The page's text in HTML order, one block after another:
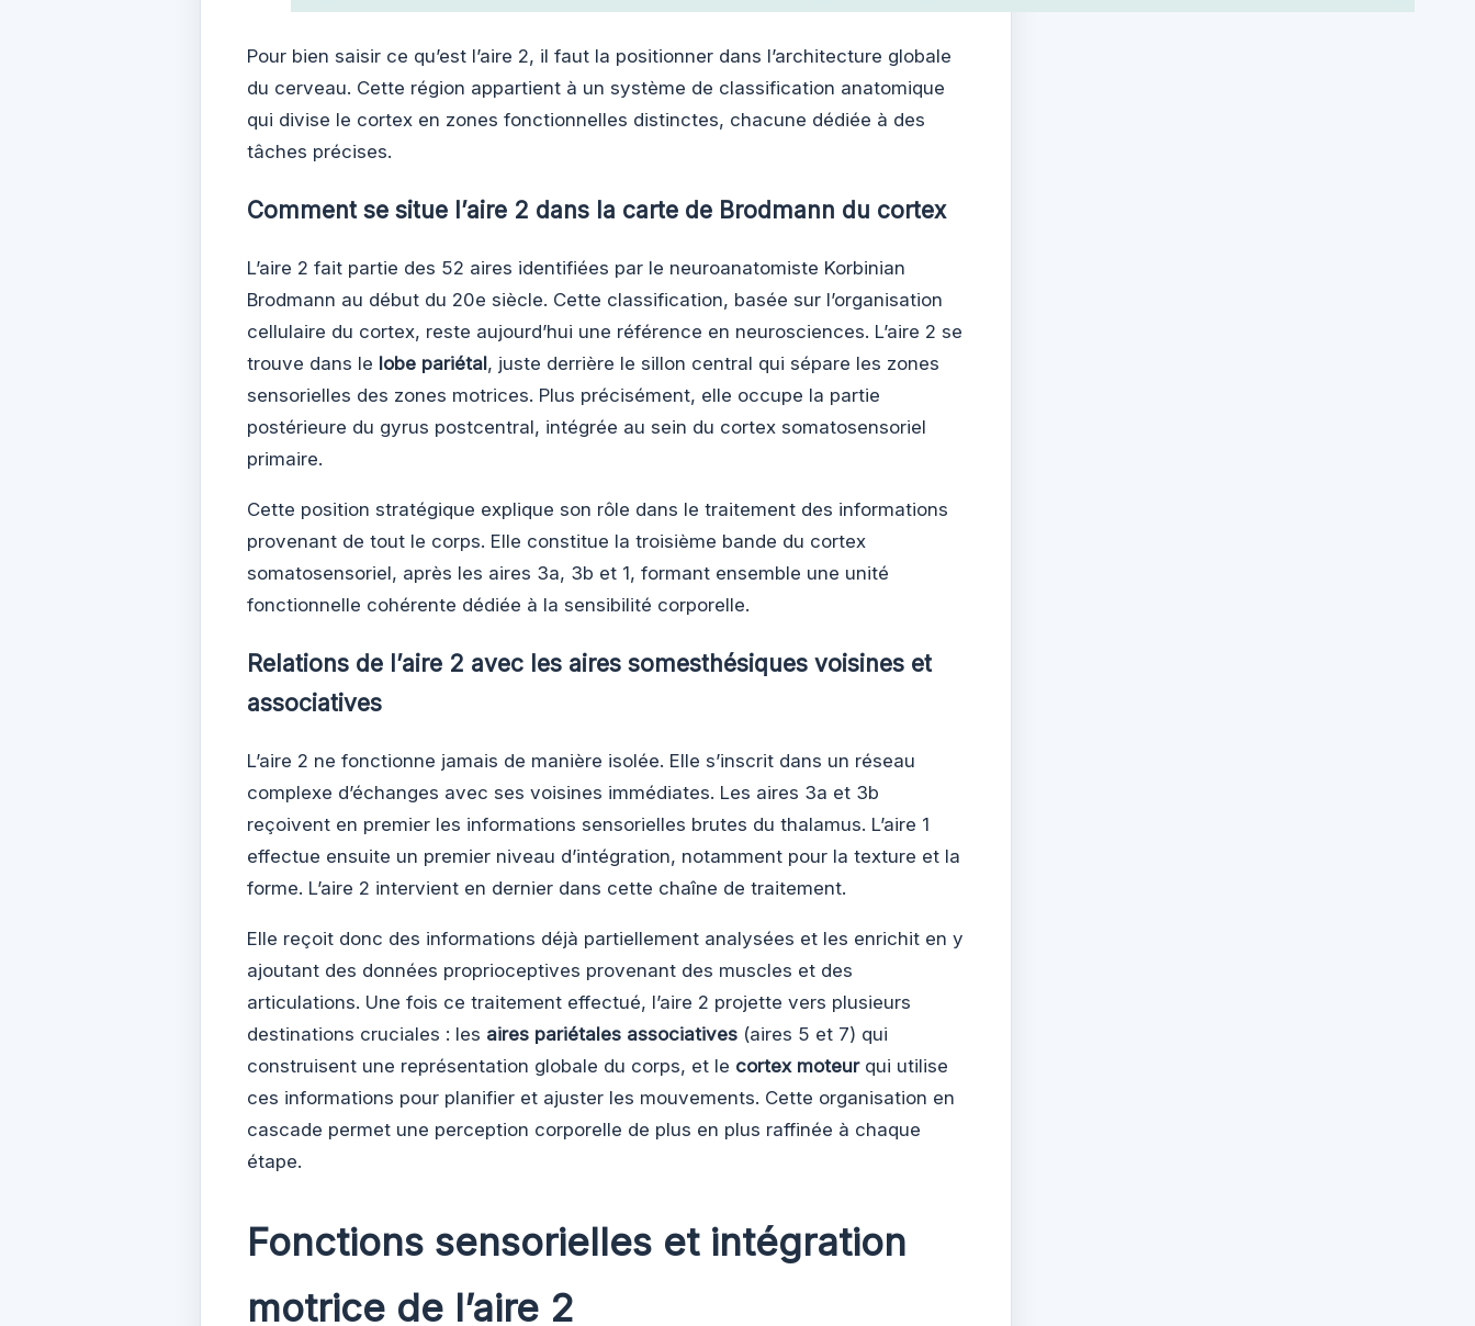
Pour bien saisir ce qu’est l’aire 2, il faut la positionner dans l’architecture globale
du cerveau. Cette région appartient à un système de classification anatomique
qui divise le cortex en zones fonctionnelles distinctes, chacune dédiée à des
tâches précises.
Comment se situe l’aire 2 dans la carte de Brodmann du cortex
L’aire 2 fait partie des 52 aires identifiées par le neuroanatomiste Korbinian
Brodmann au début du 20e siècle. Cette classification, basée sur l’organisation
cellulaire du cortex, reste aujourd’hui une référence en neurosciences. L’aire 2 se
trouve dans le lobe pariétal, juste derrière le sillon central qui sépare les zones
sensorielles des zones motrices. Plus précisément, elle occupe la partie
postérieure du gyrus postcentral, intégrée au sein du cortex somatosensoriel
primaire.
Cette position stratégique explique son rôle dans le traitement des informations
provenant de tout le corps. Elle constitue la troisième bande du cortex
somatosensoriel, après les aires 3a, 3b et 1, formant ensemble une unité
fonctionnelle cohérente dédiée à la sensibilité corporelle.
Relations de l’aire 2 avec les aires somesthésiques voisines et
associatives
L’aire 2 ne fonctionne jamais de manière isolée. Elle s’inscrit dans un réseau
complexe d’échanges avec ses voisines immédiates. Les aires 3a et 3b
reçoivent en premier les informations sensorielles brutes du thalamus. L’aire 1
effectue ensuite un premier niveau d’intégration, notamment pour la texture et la
forme. L’aire 2 intervient en dernier dans cette chaîne de traitement.
Elle reçoit donc des informations déjà partiellement analysées et les enrichit en y
ajoutant des données proprioceptives provenant des muscles et des
articulations. Une fois ce traitement effectué, l’aire 2 projette vers plusieurs
destinations cruciales : les aires pariétales associatives (aires 5 et 7) qui
construisent une représentation globale du corps, et le cortex moteurqui utilise
ces informations pour planifier et ajuster les mouvements. Cette organisation en
cascade permet une perception corporelle de plus en plus raffinée à chaque
étape.
Fonctions sensorielles et intégration
motrice de l’aire 2